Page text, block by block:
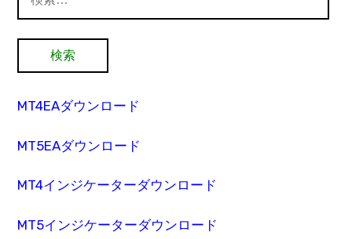
索:
MT4EAダウンロード
MT5EAダウンロード
MT4インジケーターダウンロード
MT5インジケーターダウンロード